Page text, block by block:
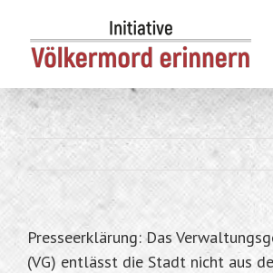
content
Presseerklärung: Das
(VG) entlässt die Stadt nicht aus